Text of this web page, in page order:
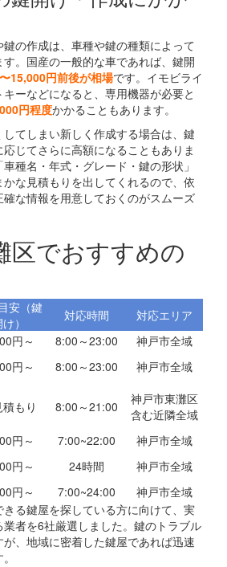
の作成は、車種や鍵の種類によって
。国産の一般的な車であれば、鍵開
15,000円前後が相場です。イモビライ
ーなどになると、専用機器が必要と
円程度かかることもあります。
てしまい新しく作成する場合は、鍵
じてさらに高額になることもありま
種名・年式・グレード・鍵の形状」
な見積もりを出してくれるので、依
な情報を用意しておくのがスムーズ
区でおすすめの
安（鍵
）
対応時間
対応エリア
円～ 8:00～23:00
神戸市全域
円～ 8:00～23:00
神戸市全域
もり 8:00～21:00
神戸市東灘区
含む近隣全域
円～ 7:00~22:00
神戸市全域
円～ 24時間
神戸市全域
円～ 7:00~24:00
神戸市全域
る鍵屋を探している方に向けて、実
者を6社厳選しました。鍵のトラブル
、地域に密着した鍵屋であれば迅速